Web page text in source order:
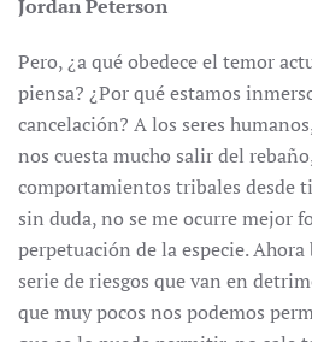
Jordan Peterson
Pero, ¿a qué obedece el temor
piensa? ¿Por qué estamos
cancelación? A los seres
nos cuesta mucho salir del
comportamientos tribales desde
sin duda, no se me ocurre mejor
perpetuación de la especie.
serie de riesgos que van en
que muy pocos nos podemos